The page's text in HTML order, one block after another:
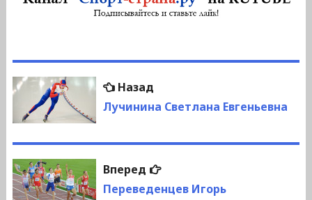
Навигация
по
записям
НазадПредыдущая
запись:
Лучинина Светлана Евгеньевна
Вперед
Следующая
запись:
Переведенцев Игорь